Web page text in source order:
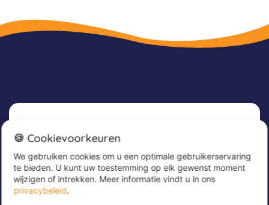
Nieuwsbrief
Meld u nu aan voor onze nieuwsbrief om
geweldige aanbiedingen te ontvangen en op de
hoogte te blijven!
🍪 Cookievoorkeuren
We gebruiken cookies om u een optimale gebruikerservaring
te bieden. U kunt uw toestemming op elk gewenst moment
wijzigen of intrekken. Meer informatie vindt u in ons
privacybeleid.